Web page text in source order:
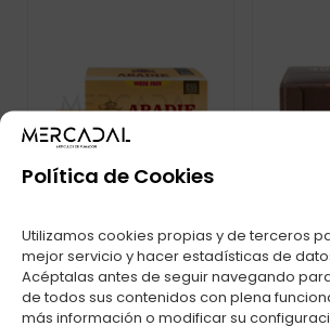
Política de Cookies
Utilizamos cookies propias y de terceros
mejor servicio y hacer estadísticas de
Acéptalas antes de seguir navegando
de todos sus contenidos con plena
más información o modificar su
PAPEL ABADIE 500